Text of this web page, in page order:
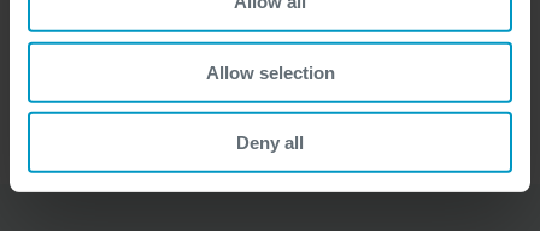
Allow selection
Deny all